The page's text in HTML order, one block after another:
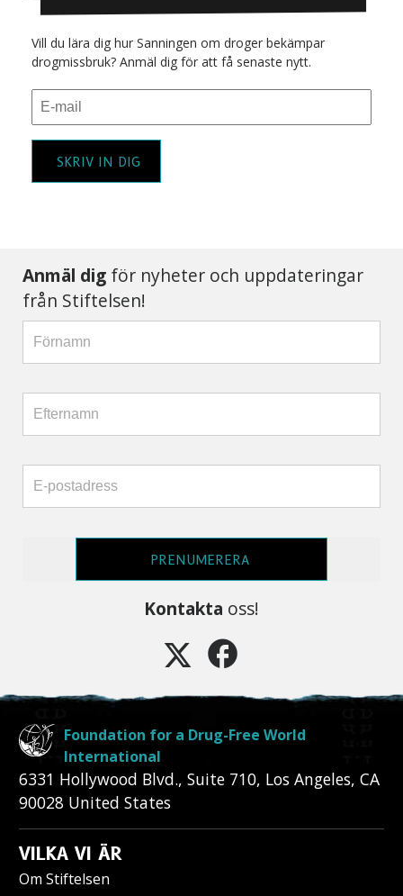
Vill du lära dig hur Sanningen om droger bekämpar
drogmissbruk? Anmäl dig för att få senaste nytt.
SKRIV IN DIG
Anmäl dig för nyheter och uppdateringar
från Stiftelsen!
PRENUMERERA
Kontakta oss!
Foundation for a Drug-Free World
International
6331 Hollywood Blvd., Suite 710, Los Angeles, CA
90028 United States
VILKA VI ÄR
Om Stiftelsen